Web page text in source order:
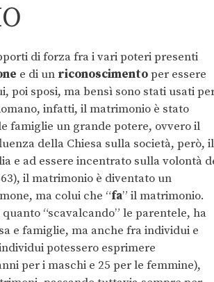
di forza fra i vari poteri presenti
e di un riconoscimentoper essere
poi sposi, ma bensì sono stati usati
infatti, il matrimonio è stato
famiglie un grande potere, ovvero il
della Chiesa sulla società, però, il
e ad essere incentrato sulla volontà
il matrimonio è diventato un
ma colui che “fa” il matrimonio.
“scavalcando” le parentele, ha
e famiglie, ma anche fra individui e
potessero esprimere
per i maschi e 25 per le femmine),